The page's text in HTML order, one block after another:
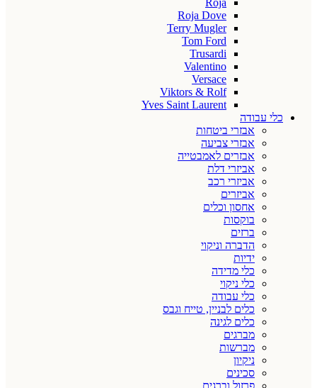
Roja
Roja Dove
Terry Mugler
Tom Ford
Trusardi
Valentino
Versace
Viktors & Rolf
Yves Saint Laurent
כלי עבודה
אבזרי ביטחות
אבזרי צביעה
אבזרים לאמבטייה
אביזרי דלת
אביזרי רכב
אביזרים
אחסון וכלים
בוקסות
ברזים
הדברה וניקוי
ידיות
כלי מדידה
כלי ניקוי
כלי עבודה
כלים לבניין, טייח וגבס
כלים לגינה
מברגים
מברשות
ניקיון
סכינים
פרזול וברגים